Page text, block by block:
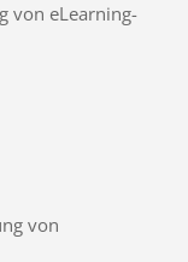
von eLearning-
von